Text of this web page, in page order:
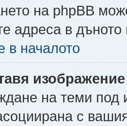
на phpBB
адреса в дъното
в началото
на теми под
с